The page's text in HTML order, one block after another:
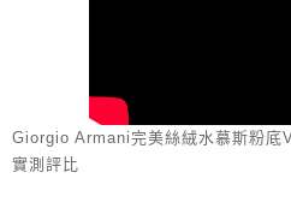
Giorgio Armani完美絲絨水慕斯粉底
實測評比